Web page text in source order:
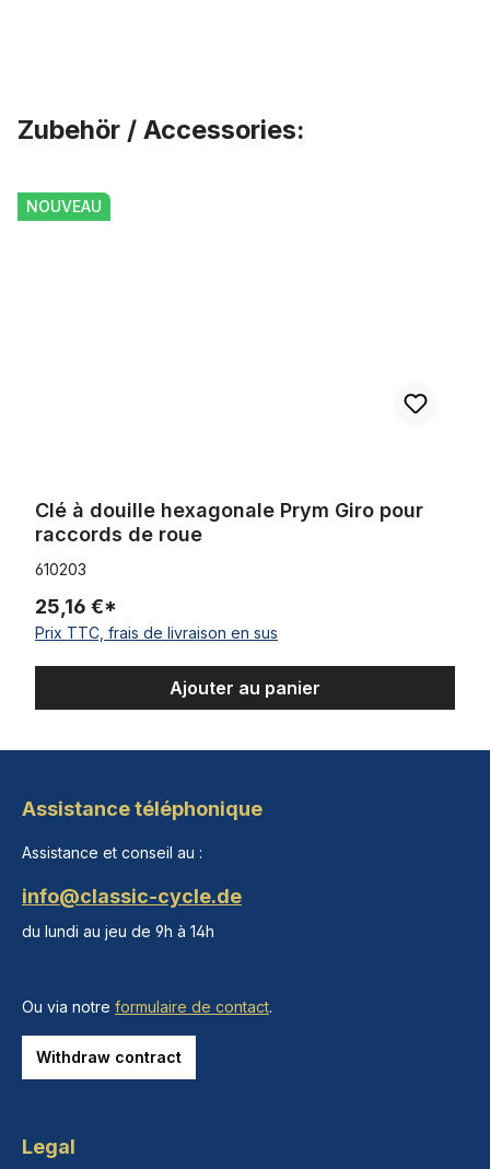
Zubehör / Accessories:
Clé à douille hexagonale Prym Giro pour raccords de roue
NOUVEAU
Clé à douille hexagonale Prym Giro pour
raccords de roue
610203
25,16 €*
Prix TTC, frais de livraison en sus
Ajouter au panier
Assistance téléphonique
Assistance et conseil au :
info@classic-cycle.de
du lundi au jeu de 9h à 14h
Ou via notre formulaire de contact.
Withdraw contract
Legal